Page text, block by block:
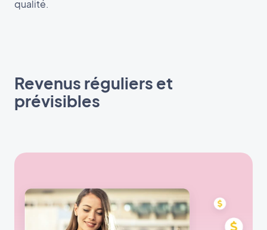
qualité.
Revenus réguliers et
prévisibles